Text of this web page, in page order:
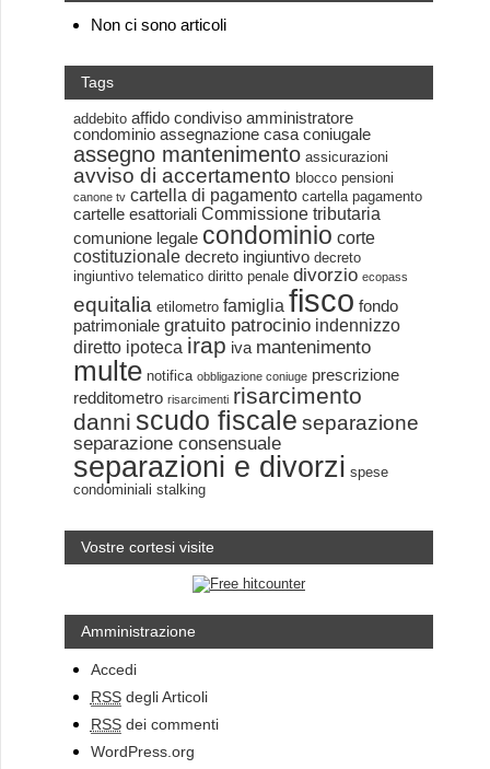
Non ci sono articoli
Tags
addebito affido condiviso amministratore
condominio assegnazione casa coniugale
assegno mantenimento assicurazioni
avviso di accertamento blocco pensioni
canone tv cartella di pagamento cartella pagamento
cartelle esattoriali Commissione tributaria
comunione legale condominio corte
costituzionale decreto ingiuntivo decreto
ingiuntivo telematico diritto penale divorzio ecopass
equitalia etilometro famiglia fisco fondo
patrimoniale gratuito patrocinio indennizzo
diretto ipoteca irap iva mantenimento
multe notifica obbligazione coniuge prescrizione
redditometro risarcimenti risarcimento
danni scudo fiscale separazione
separazione consensuale
separazioni e divorzi spese
condominiali stalking
Vostre cortesi visite
Amministrazione
Accedi
RSSdegli Articoli
RSSdei commenti
WordPress.org